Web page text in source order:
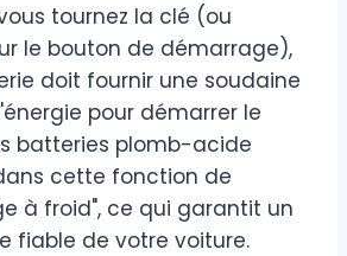
tournez la clé (ou
le bouton de démarrage),
doit fournir une soudaine
pour démarrer le
batteries plomb-acide
cette fonction de
à froid", ce qui garantit un
fiable de votre voiture.